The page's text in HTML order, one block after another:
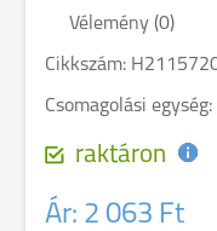
Vélemény (0)
Cikkszám:
Csomagolási
raktáron
Ár: 2 063 Ft